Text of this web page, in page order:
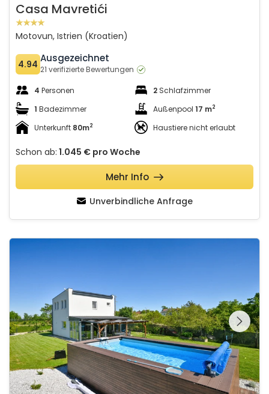
Casa Mavretići
Motovun, Istrien (Kroatien)
4.94 Ausgezeichnet
21 verifizierte Bewertungen
4 Personen 2 Schlafzimmer
1 Badezimmer Außenpool 17 m2
Unterkunft 80m2 Haustiere nicht erlaubt
Schon ab: 1.045 € pro Woche
Unverbindliche Anfrage
Mehr Info
Schauen Sie sich die
gesamte Galerie